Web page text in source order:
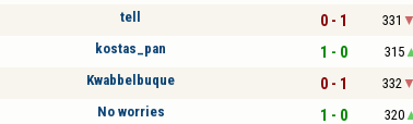
tell 0 - 1 331
kostas_pan 1 - 0 315
Kwabbelbuque 0 - 1 332
No worries 1 - 0 320